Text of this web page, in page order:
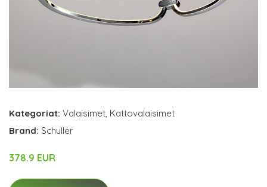
Kategoriat: Valaisimet, Kattovalaisimet
Brand: Schuller
378.9 EUR